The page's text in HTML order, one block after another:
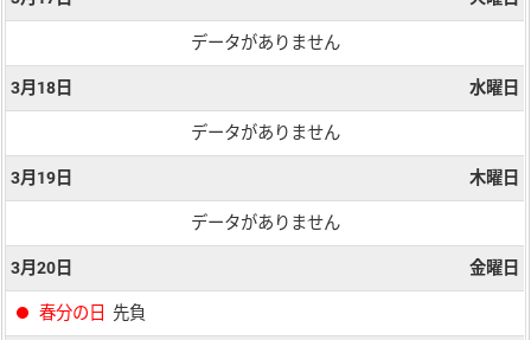
データがありません
3月18日 水曜日
データがありません
3月19日 木曜日
データがありません
3月20日 金曜日
春分の日 先負